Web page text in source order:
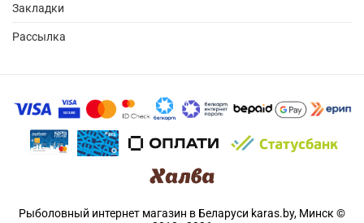
Закладки
Рассылка
Рыболовный интернет магазин в Беларуси karas.by, Минск ©